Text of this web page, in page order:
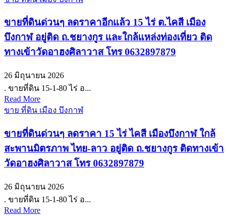
ขายที่ดินด่วนๆ ลดราคาอีกแล้ว 15 ไร่ ต.ไคสี เมือง
บึงกาฬ อยู่ติด ถ.ชยางกูร และใกล้แหล่งท่องเที่ยว ติด
ทางเข้าวัดอาฮงศิลาวาส โทร 0632897879
26 มิถุนายน 2026
. ขายที่ดิน 15-1-80 ไร่ อ...
Read More
ขาย ที่ดิน เมือง บึงกาฬ
ขายที่ดินด่วนๆ ลดราคา 15 ไร่ ไคสี เมืองบึงกาฬ ใกล้
สะพานมิตรภาพ ไทย-ลาว อยู่ติด ถ.ชยางกูร ติดทางเข้า
วัดอาฮงศิลาวาส โทร 0632897879
26 มิถุนายน 2026
. ขายที่ดิน 15-1-80 ไร่ อ...
Read More